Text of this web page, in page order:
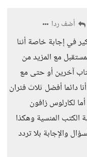
أضف ردا
في إجابة خاصة أننا
مع المزيد من
آخرين أو حتى مع
دائما أفضل ثلاث فئران
لكارلوس زافون
الكتب المنسية وهكذا
والإجابة بلا تردد